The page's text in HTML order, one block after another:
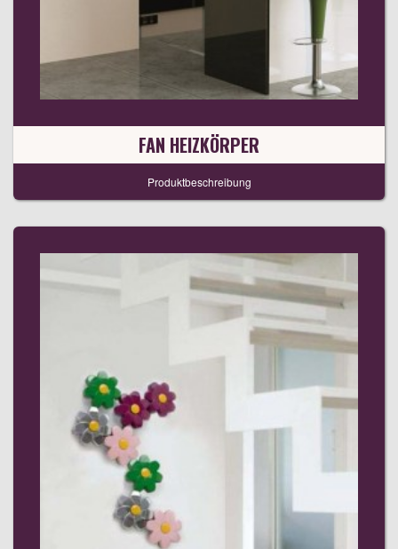
FAN HEIZKÖRPER
Produktbeschreibung